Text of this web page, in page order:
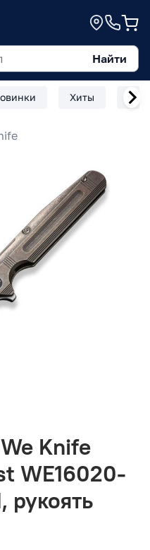
Найти
Хиты
Knife
WE16020-
рукоять